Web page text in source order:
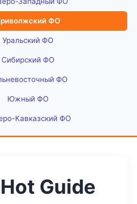
ФО
Уральский ФО
Сибирский ФО
ФО
Южный ФО
Кавказский ФО
Guide